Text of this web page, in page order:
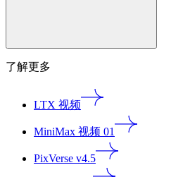
了解更多
LTX 视频
MiniMax 视频 01
PixVerse v4.5